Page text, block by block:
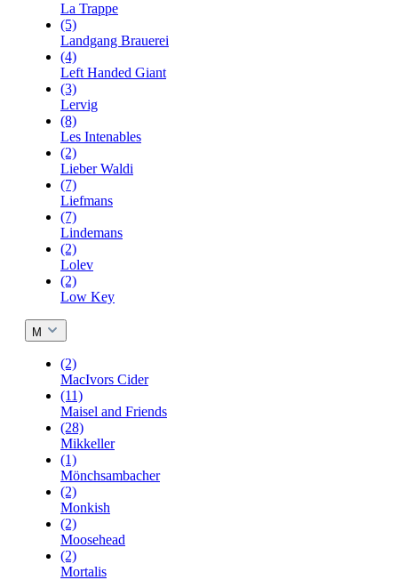
La Trappe
(5)
Landgang Brauerei
(4)
Left Handed Giant
(3)
Lervig
(8)
Les Intenables
(2)
Lieber Waldi
(7)
Liefmans
(7)
Lindemans
(2)
Lolev
(2)
Low Key
M
(2)
MacIvors Cider
(11)
Maisel and Friends
(28)
Mikkeller
(1)
Mönchsambacher
(2)
Monkish
(2)
Moosehead
(2)
Mortalis